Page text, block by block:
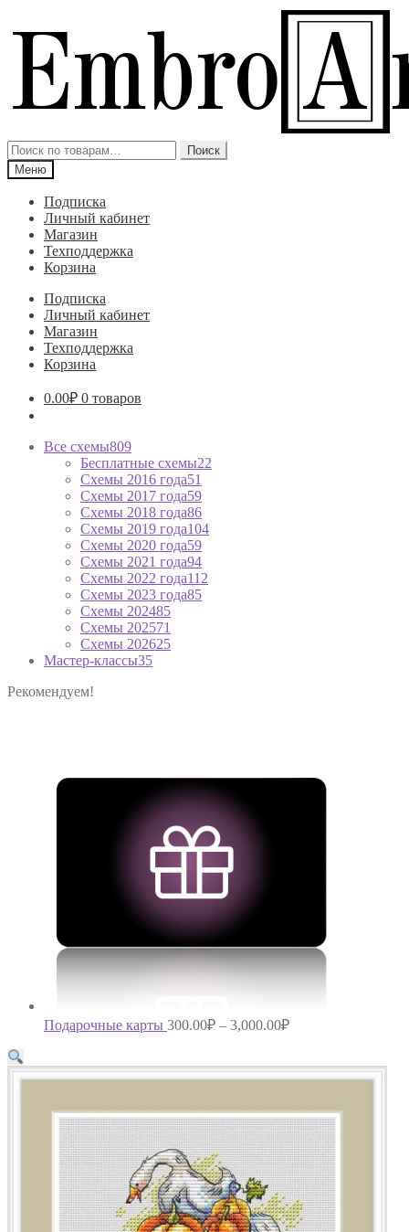
к
навигации
к
содержимому
Искать:
Поиск
Меню
Подписка
Личный кабинет
Магазин
Техподдержка
Корзина
Подписка
Личный кабинет
Магазин
Техподдержка
Корзина
0.00₽ 0 товаров
Все схемы809
Бесплатные схемы22
Схемы 2016 года51
Схемы 2017 года59
Схемы 2018 года86
Схемы 2019 года104
Схемы 2020 года59
Схемы 2021 года94
Схемы 2022 года112
Схемы 2023 года85
Схемы 202485
Схемы 202571
Схемы 202625
Мастер-классы35
Рекомендуем!
Подарочные карты 300.00₽ – 3,000.00₽